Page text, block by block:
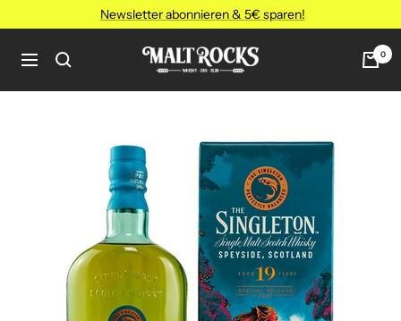
zum
Inhalt
Newsletter abonnieren & 5€ sparen!
Navigation
MALT
ROCKS
0